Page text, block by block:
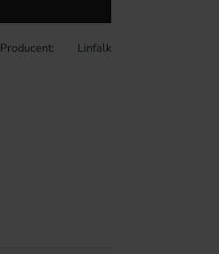
Producent Linfalk